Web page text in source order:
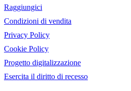
Raggiungici
Condizioni di vendita
Privacy Policy
Cookie Policy
Progetto digitalizzazione
Esercita il diritto di recesso